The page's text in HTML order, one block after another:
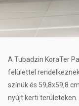
A Tubadzin KoraTer
felülettel
színük és 59,8x59,8
nyújt kerti területeken.